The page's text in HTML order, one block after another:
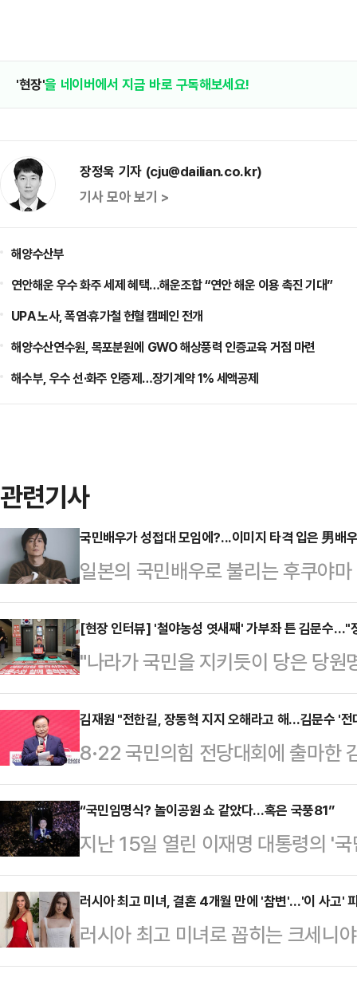
'현장'을 네이버에서 지금 바로 구독해보세요!
장정욱 기자 (cju@dailian.co.kr)
기사 모아 보기 >
해양수산부
연안해운 우수 화주 세제 혜택…해운조합 “연안 해운 이용 촉진 기대”
UPA 노사, 폭염·휴가철 헌혈 캠페인 전개
해양수산연수원, 목포분원에 GWO 해상풍력 인증교육 거점 마련
해수부, 우수 선·화주 인증제…장기계약 1% 세액공제
관련기사
국민배우가 성접대 모임에?...이미지 타격 입은 男배
일본의 국민배우로 불리는 후쿠야
한 '성접대 모임'의 핵심 인물로 지
지 여성세븐은 나카이 마사히로 성
부 조사에서 후쿠야마가 '유력 프로
결과 후쿠야마는 2005년부터 후지
임을 가졌으며, 이 자리에 최소 19
났다.보고서에는 후쿠야마가 오오
기대한다", "신입…
[현장 인터뷰] '철야농성 엿새째' 가부좌 튼 김문수…"
"나라가 국민을 지키듯이 당은 당
파고 들었다. 농성 첫날에 봤던 그
의힘 당대표 후보의 의지는 추상처
압수수색 영장 재집행에 대비해 가
당대표 후보 한 명에서 과거 힘든
설로, 당사와 당원을 지킨다는 일념
은 결속력이 한층 단단해진 분위기
자들은 김 후보에…
김재원 "전한길, 장동혁 지지 오해라고 해…김문수 '
8·22 국민의힘 전당대회에 출마한
보 당대표를 찾아가 전당대회 출입
보가 도움을 주거나 결정할 수 있는
재원 후보는 19일 YTN 라디오 '뉴
에게)경고를 결정한 것은 당의 중
결정한 것은 당의 비상대책위원회
는 "어제 전한길 씨가 와서 장동혁
도 강하게 했다…
“국민임명식? 놀이공원 쇼 같았다…혹은 국풍81”
지난 15일 열린 이재명 대통령의 '
듯했다”는 비판이 나왔다.18일 생
‘나라가TV’에 출연한 박상수 국민
빛의 전사 같은 캐릭터가 등장해 악
국민임명식은 딱 그런 느낌이었다”
러시아 최고 미녀, 결혼 4개월 만에 '참변'…'이 사고'
러시아 최고 미녀로 꼽히는 크세니
어든 야생 동물과 충돌해 치료를